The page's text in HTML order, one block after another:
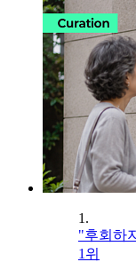
1.
"후회하
1위